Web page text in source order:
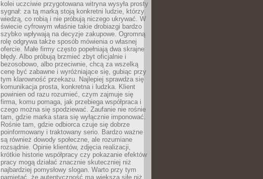
kolei uczciwie przygotowana witryna wysyła prosty
sygnał: za tą marką stoją konkretni ludzie, którzy
wiedzą, co robią i nie próbują niczego ukrywać. W
świecie cyfrowym właśnie takie drobiazgi bardzo
szybko wpływają na decyzje zakupowe. Ogromną
rolę odgrywa także sposób mówienia o własnej
ofercie. Małe firmy często popełniają dwa skrajne
błędy. Albo próbują brzmieć zbyt oficjalnie i
bezosobowo, albo przeciwnie, chcą za wszelką
cenę być zabawne i wyróżniające się, gubiąc przy
tym klarowność przekazu. Najlepiej sprawdza się
komunikacja prosta, konkretna i ludzka. Klient
powinien od razu rozumieć, czym zajmuje się
firma, komu pomaga, jak przebiega współpraca i
czego można się spodziewać. Zaufanie nie rośnie
tam, gdzie marka stara się wyłącznie imponować.
Rośnie tam, gdzie odbiorca czuje się dobrze
poinformowany i traktowany serio. Bardzo ważne
są również dowody społeczne, ale rozumiane
rozsądnie. Opinie klientów, zdjęcia realizacji,
krótkie historie współpracy czy pokazanie efektów
pracy mogą działać znacznie skuteczniej niż
najbardziej pomysłowy slogan. Warto przy tym
pamiętać, że autentyczność ma większą siłę niż